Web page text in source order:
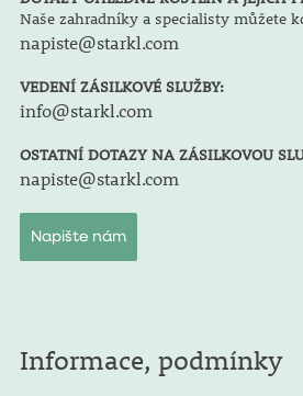
Naše zahradníky a specialisty můžete
napiste@starkl.com
VEDENÍ ZÁSILKOVÉ SLUŽBY:
info@starkl.com
OSTATNÍ DOTAZY NA ZÁSILKOVOU
napiste@starkl.com
Napište nám
Informace, podmínky